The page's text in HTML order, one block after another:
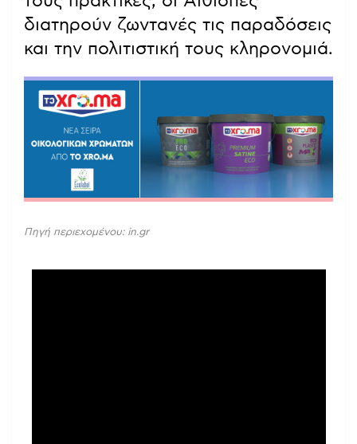
διατηρούν ζωντανές τις παραδόσεις
και την πολιτιστική τους κληρονομιά.
Πηγή περιεχομένου: in.gr